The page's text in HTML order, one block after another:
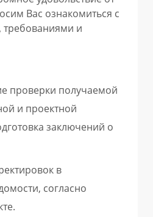
Вас ознакомиться с
и
проверки получаемой
и проектной
заключений о
в
согласно